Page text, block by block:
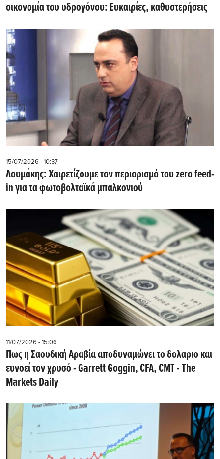
οικονομία του υδρογόνου: Ευκαιρίες, καθυστερήσεις
15/07/2026 - 10:37
Λουμάκης: Xαιρετίζουμε τον περιορισμό του zero feed-
in για τα φωτοβολταϊκά μπαλκονιού
11/07/2026 - 15:06
Πως η Σαουδική Αραβία αποδυναμώνει το δολαριο και
ευνοεί τον χρυσό - Garrett Goggin, CFA, CMT - The
Markets Daily